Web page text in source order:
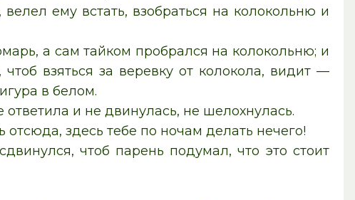
ему встать, взобраться на колокольню и
а сам тайком пробрался на колокольню; и
взяться за веревку от колокола, видит —
в белом.
и не двинулась, не шелохнулась.
здесь тебе по ночам делать нечего!
чтоб парень подумал, что это стоит